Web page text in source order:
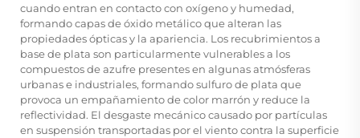
cuando entran en contacto con oxígeno y humedad,
formando capas de óxido metálico que alteran las
propiedades ópticas y la apariencia. Los recubrimientos a
base de plata son particularmente vulnerables a los
compuestos de azufre presentes en algunas atmósferas
urbanas e industriales, formando sulfuro de plata que
provoca un empañamiento de color marrón y reduce la
reflectividad. El desgaste mecánico causado por partículas
en suspensión transportadas por el viento contra la superficie